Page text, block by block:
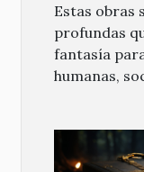
Estas obras
profundas
fantasía
humanas,